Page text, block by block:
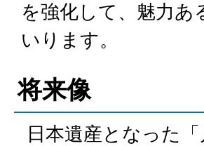
を強化して、魅力あ
いります。
将来像
日本遺産となった